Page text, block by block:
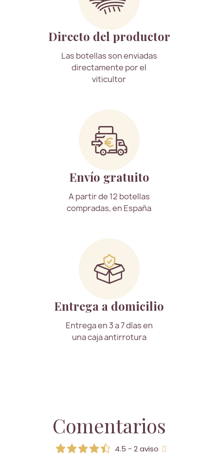
Directo del productor
Las botellas son enviadas
directamente por el
viticultor
Envío gratuito
A partir de 12 botellas
compradas, en España
Entrega a domicilio
Entrega en 3 a 7 días en
una caja antirrotura
Comentarios
4.5 - 2 aviso